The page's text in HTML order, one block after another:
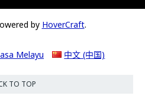
by HoverCraft.
Melayu 中文 (中国)
TO TOP